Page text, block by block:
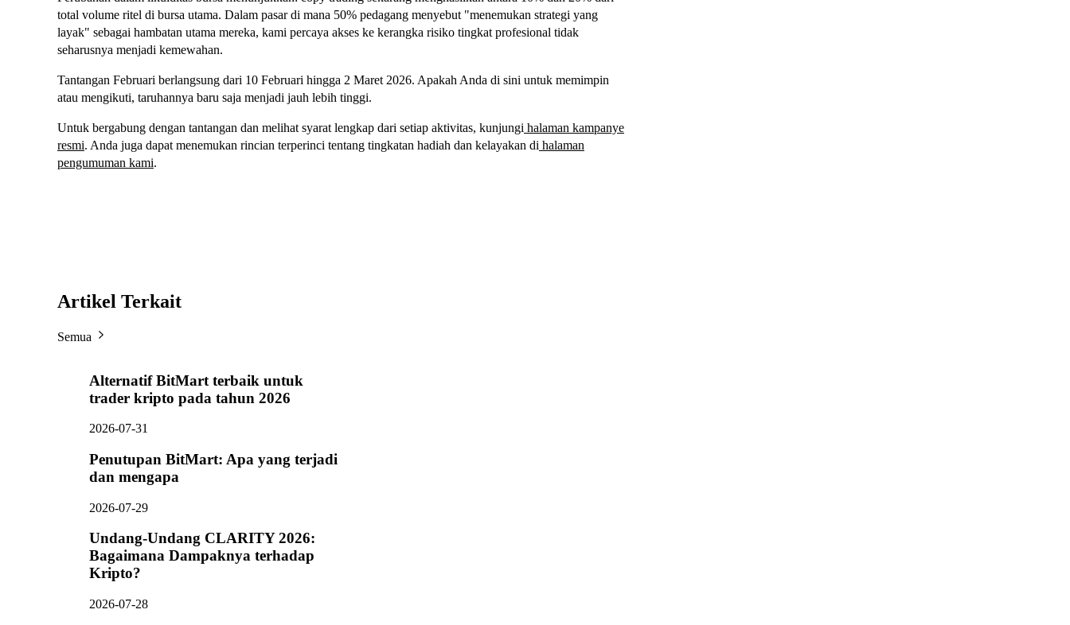
total volume ritel di bursa utama. Dalam pasar di mana 50% pedagang menyebut "menemukan strategi yang
layak" sebagai hambatan utama mereka, kami percaya akses ke kerangka risiko tingkat profesional tidak
seharusnya menjadi kemewahan.
Tantangan Februari berlangsung dari 10 Februari hingga 2 Maret 2026. Apakah Anda di sini untuk memimpin
atau mengikuti, taruhannya baru saja menjadi jauh lebih tinggi.
Untuk bergabung dengan tantangan dan melihat syarat lengkap dari setiap aktivitas, kunjungi halaman kampanye
resmi. Anda juga dapat menemukan rincian terperinci tentang tingkatan hadiah dan kelayakan di halaman
pengumuman kami.
Artikel Terkait
Semua
Alternatif BitMart terbaik untuk
trader kripto pada tahun 2026
2026-07-31
Penutupan BitMart: Apa yang terjadi
dan mengapa
2026-07-29
Undang-Undang CLARITY 2026:
Bagaimana Dampaknya terhadap
Kripto?
2026-07-28